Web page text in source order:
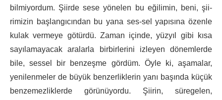
bilmiyordum. Şiirde sese yönelen bu eğilimin, beni, şii­
rimizin başlangıcından bu yana ses-sel yapısına özenle
kulak vermeye götürdü. Zaman içinde, yüzyıl gibi kısa
sayılamayacak aralarla birbirlerini izleyen dönemlerde
bile, sessel bir benzeşme gördüm. Öyle ki, aşamalar,
yenilenmeler de büyük benzerliklerin yanı başında küçük
benzemezliklerde görünüyordu. Şiirin, süregelen,